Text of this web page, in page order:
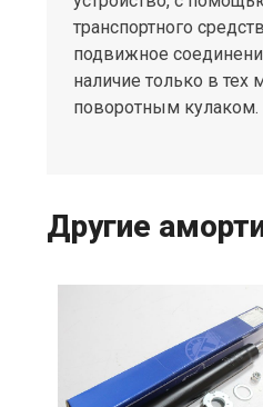
транспортного
подвижное
наличие только в тех
поворотным кулаком.
Другие